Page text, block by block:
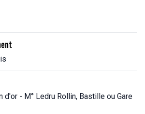
d'or - M° Ledru Rollin, Bastille ou Gare